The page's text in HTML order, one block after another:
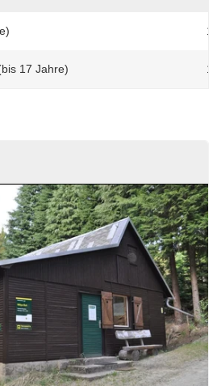
17 Jahre) 1